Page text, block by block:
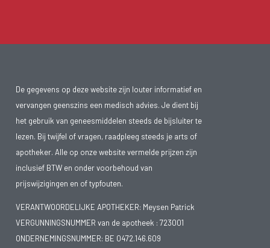
De gegevens op deze website zijn louter informatief en
vervangen geenszins een medisch advies. Je dient bij
het gebruik van geneesmiddelen steeds de bijsluiter te
lezen. Bij twijfel of vragen, raadpleeg steeds je arts of
apotheker. Alle op onze website vermelde prijzen zijn
inclusief BTW en onder voorbehoud van
prijswijzigingen en of typfouten.
VERANTWOORDELIJKE APOTHEKER: Meysen Patrick
VERGUNNINGSNUMMER van de apotheek : 723001
ONDERNEMINGSNUMMER: BE 0472.146.609